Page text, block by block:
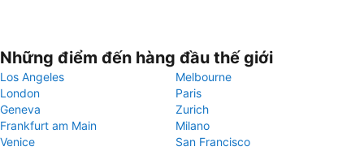
Những điểm đến hàng đầu thế giới
Los Angeles
Melbourne
London
Paris
Geneva
Zurich
Frankfurt am Main
Milano
Venice
San Francisco